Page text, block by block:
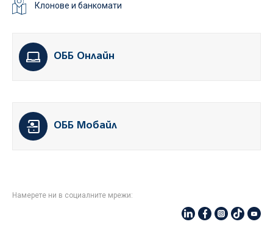
Клонове и банкомати
ОББ Онлайн
ОББ Мобайл
Намерете ни в социалните мрежи: